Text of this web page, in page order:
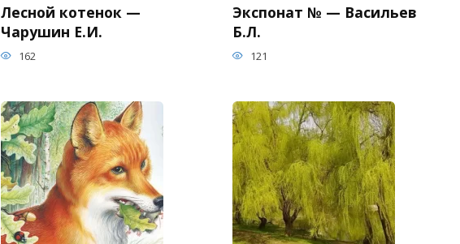
Лесной котенок —
Чарушин Е.И.
162
Экспонат № — Васильев
Б.Л.
121